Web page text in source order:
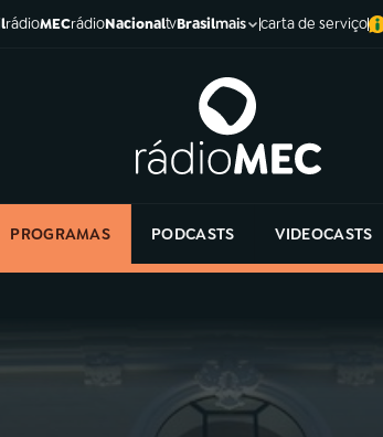
rádioMECrádioNacionaltvBrasilmais carta de serviço
PROGRAMAS PODCASTS VIDEOCASTS